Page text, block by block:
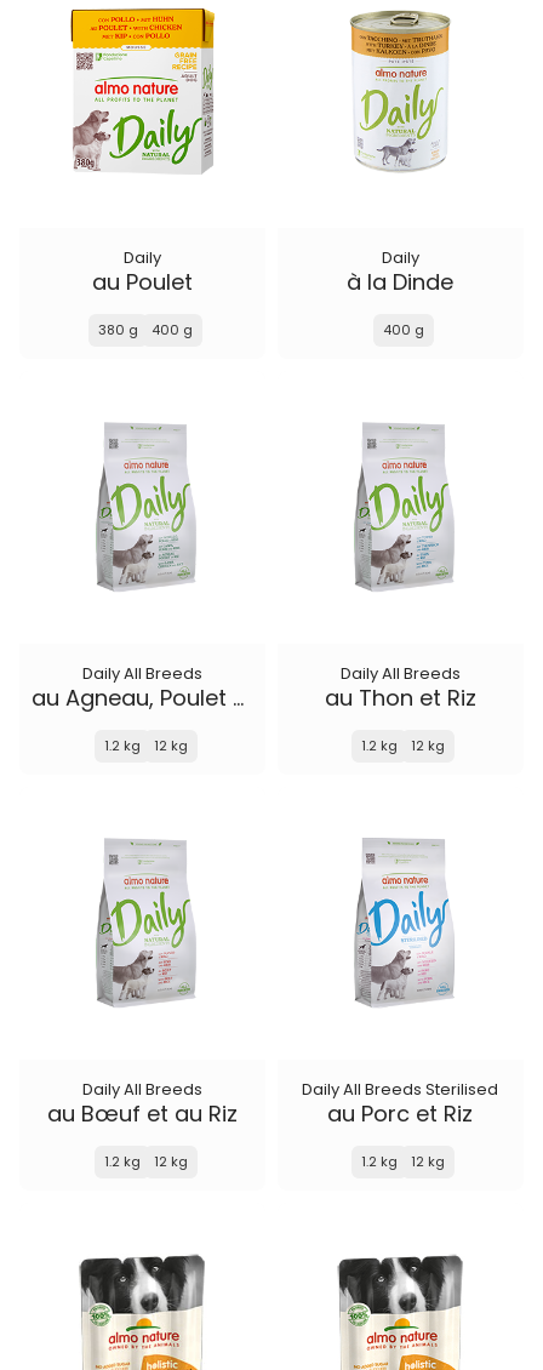
Daily
au Poulet
380 g 400 g
Daily
à la Dinde
400 g
Daily All Breeds
au Agneau, Poulet et Riz
1.2 kg 12 kg
Daily All Breeds
au Thon et Riz
1.2 kg 12 kg
Daily All Breeds
au Bœuf et au Riz
1.2 kg 12 kg
Daily All Breeds Sterilised
au Porc et Riz
1.2 kg 12 kg